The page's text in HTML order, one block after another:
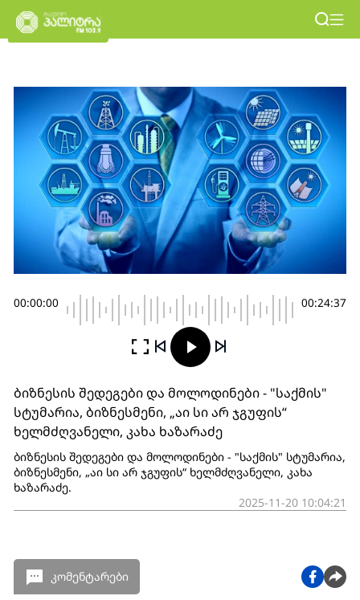
00:00:00 00:24:37
ბიზნესის შედეგები და მოლოდინები - "საქმის"
სტუმარია, ბიზნესმენი, „აი სი არ ჯგუფის“
ხელმძღვანელი, კახა ხაზარაძე
ბიზნესის შედეგები და მოლოდინები - "საქმის" სტუმარია,
ბიზნესმენი, „აი სი არ ჯგუფის“ ხელმძღვანელი, კახა
ხაზარაძე.
2025-11-20 10:04:21
კომენტარები